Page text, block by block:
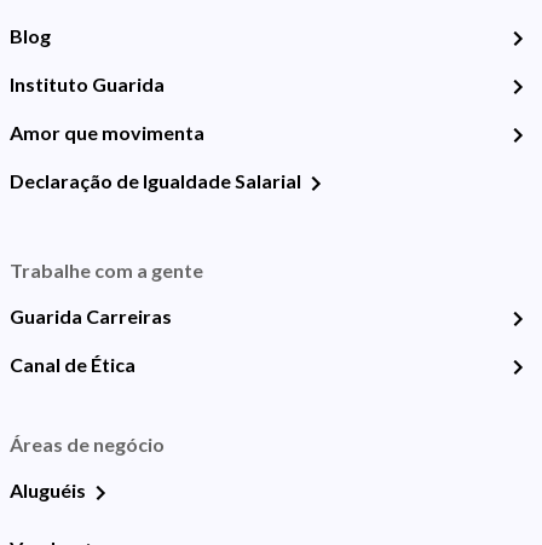
Blog
Instituto Guarida
Amor que movimenta
Declaração de Igualdade Salarial
Trabalhe com a gente
Guarida Carreiras
Canal de Ética
Áreas de negócio
Aluguéis